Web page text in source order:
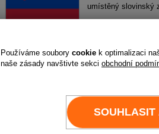
umístěný slovinský
Používáme soubory cookie k optimalizaci
naše zásady navštivte sekci obchodní
SOUHLASIT